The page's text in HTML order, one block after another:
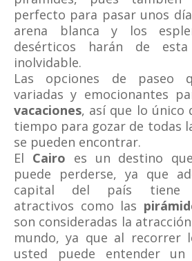
perfecto para pasar unos
arena blanca y los
desérticos harán de
inolvidable.
Las opciones de paseo
variadas y emocionantes
vacaciones, así que lo único
tiempo para gozar de todas
se pueden encontrar.
El Cairo es un destino
puede perderse, ya que
capital del país tiene
atractivos como las
son consideradas la
mundo, ya que al recorrer
usted puede entender